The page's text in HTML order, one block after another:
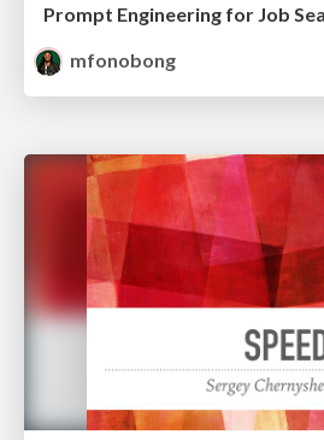
Prompt Engineering for Job
mfonobong